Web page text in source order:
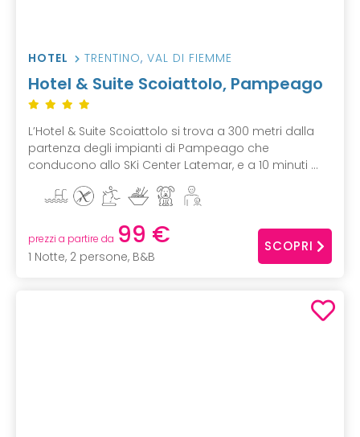
HOTEL TRENTINO, VAL DI FIEMME
Hotel & Suite Scoiattolo, Pampeago
L’Hotel & Suite Scoiattolo si trova a 300 metri dalla
partenza degli impianti di Pampeago che
conducono allo SKi Center Latemar, e a 10 minuti ...
prezzi a partire da 99 €
1 Notte, 2 persone, B&B
SCOPRI